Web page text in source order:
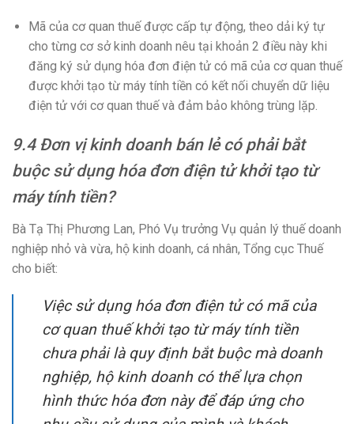
Mã của cơ quan thuế được cấp tự động, theo dải ký tự
cho từng cơ sở kinh doanh nêu tại khoản 2 điều này khi
đăng ký sử dụng hóa đơn điện tử có mã của cơ quan thuế
được khởi tạo từ máy tính tiền có kết nối chuyển dữ liệu
điện tử với cơ quan thuế và đảm bảo không trùng lặp.
9.4 Đơn vị kinh doanh bán lẻ có phải bắt
buộc sử dụng hóa đơn điện tử khởi tạo từ
máy tính tiền?
Bà Tạ Thị Phương Lan, Phó Vụ trưởng Vụ quản lý thuế doanh
nghiệp nhỏ và vừa, hộ kinh doanh, cá nhân, Tổng cục Thuế
cho biết:
Việc sử dụng hóa đơn điện tử có mã của
cơ quan thuế khởi tạo từ máy tính tiền
chưa phải là quy định bắt buộc mà doanh
nghiệp, hộ kinh doanh có thể lựa chọn
hình thức hóa đơn này để đáp ứng cho